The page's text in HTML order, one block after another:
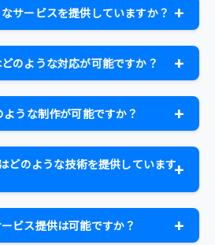
サービスを提供していますか？
ジネスソリューションの4つの主要
音響・照明・映像からホームペ
客様のニーズに応じた総合的なソ
のような対応が可能ですか？
技術スタッフ派遣、WEB配信・
広く対応しています。コンサー
のイベントをサポートします。
うな制作が可能ですか？
発、WEBコンテンツ制作、動画制
まで対応しています。業務効率
重視した、使いやすく成果につな
します。
どのような技術を提供しています
います。顔認証体温検知システ
、各種センサーとクラウド連
ビス提供は可能ですか？